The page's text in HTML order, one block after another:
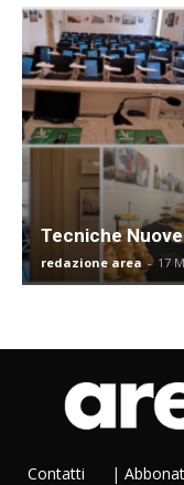
Tecniche
redazione area - 17
Contatti |